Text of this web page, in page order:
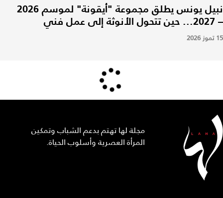
نبيل يونس يطلق مجموعة "أيقونة" لموسم 2026
– 2027... حين تتحول الأنوثة إلى عمل فني
15 تموز 2026
مجلة لها تهتم بدعم الشباب وتمكين
المرأة العصرية وأسلوب الحياة.